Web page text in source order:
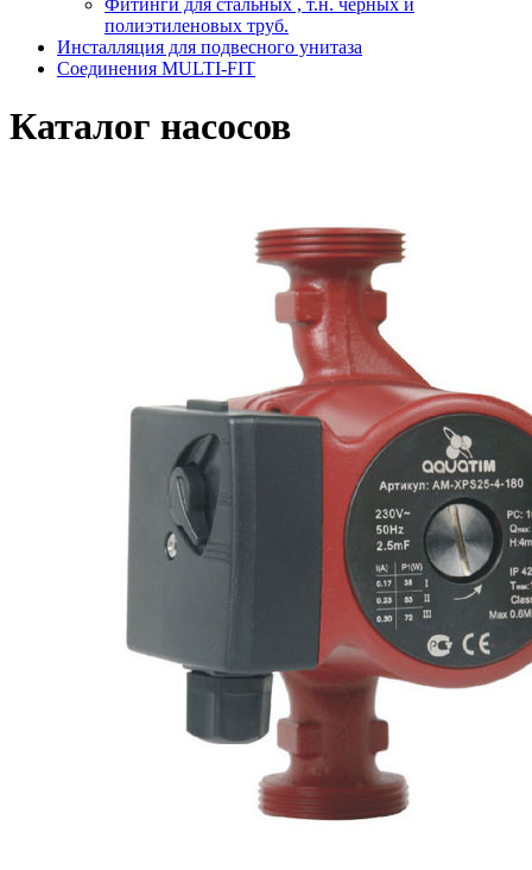
Фитинги для стальных , т.н. черных и
полиэтиленовых труб.
Инсталляция для подвесного унитаза
Соединения MULTI-FIT
Каталог насосов